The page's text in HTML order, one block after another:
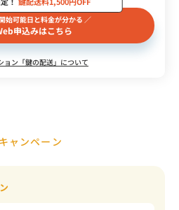
始可能日と料金が分かる ／
申込みはこちら
ョン「鍵の配送」について
キャンペーン